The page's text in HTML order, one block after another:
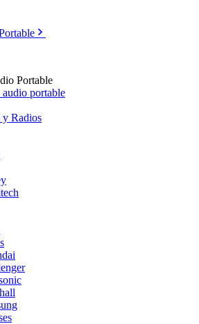
Portable
portable
y Radios